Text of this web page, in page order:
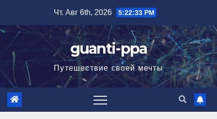
содержимому
Чт. Авг 6th, 2026 5:22:34 PM
guanti-ppa
Путешествие своей мечты